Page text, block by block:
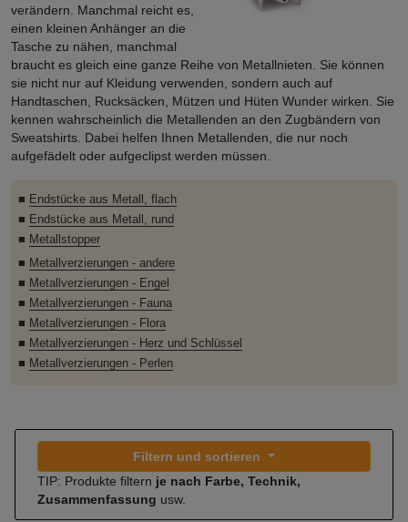
verändern. Manchmal reicht es,
einen kleinen Anhänger an die
Tasche zu nähen, manchmal
braucht es gleich eine ganze Reihe von Metallnieten. Sie können
sie nicht nur auf Kleidung verwenden, sondern auch auf
Handtaschen, Rucksäcken, Mützen und Hüten Wunder wirken. Sie
kennen wahrscheinlich die Metallenden an den Zugbändern von
Sweatshirts. Dabei helfen Ihnen Metallenden, die nur noch
aufgefädelt oder aufgeclipst werden müssen.
■ Endstücke aus Metall, flach
■ Endstücke aus Metall, rund
■ Metallstopper
■ Metallverzierungen - andere
■ Metallverzierungen - Engel
■ Metallverzierungen - Fauna
■ Metallverzierungen - Flora
■ Metallverzierungen - Herz und Schlüssel
■ Metallverzierungen - Perlen
Filtern und sortieren
TIP: Produkte filtern je nach Farbe, Technik,
Zusammenfassung usw.